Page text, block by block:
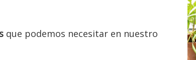
que podemos necesitar en nuestro